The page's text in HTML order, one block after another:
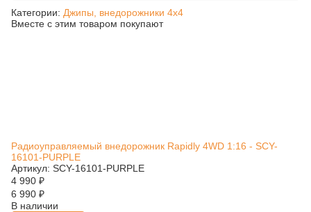
Категории: Джипы, внедорожники 4x4
Вместе с этим товаром покупают
Радиоуправляемый внедорожник Rapidly 4WD 1:16 - SCY-
16101-PURPLE
Артикул: SCY-16101-PURPLE
4 990 ₽
6 990 ₽
В наличии